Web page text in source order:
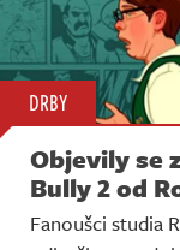
DRBY
Objevily se
Bully 2 od
Fanoušci studia